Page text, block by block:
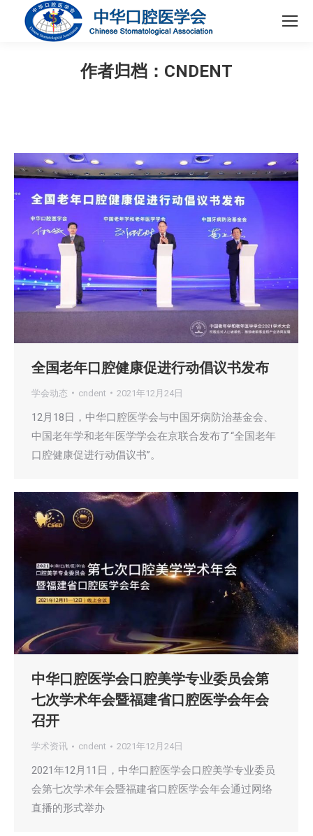
作者归档： CNDENT
全国老年口腔健康促进行动倡议书发布
学会动态 cndent 2021年12月24日
12月18日，中华口腔医学会与中国牙病防治基金会、
中国老年学和老年医学学会在京联合发布了“全国老年
口腔健康促进行动倡议书”。
中华口腔医学会口腔美学专业委员会第
七次学术年会暨福建省口腔医学会年会
召开
学术资讯 cndent 2021年12月24日
2021年12月11日，中华口腔医学会口腔美学专业委员
会第七次学术年会暨福建省口腔医学会年会通过网络
直播的形式举办